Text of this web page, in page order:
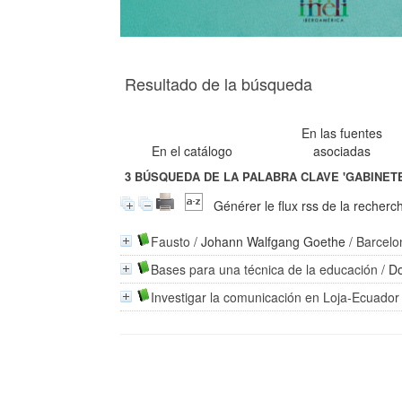
Resultado de la búsqueda
En el catálogo
En las fuentes
asociadas
3 BÚSQUEDA DE LA PALABRA CLAVE
Générer le flux rss de la
Fausto /Johann Walfgang Goethe /
Bases para una técnica de la educación /
Investigar la comunicación en Loja-Ecuador